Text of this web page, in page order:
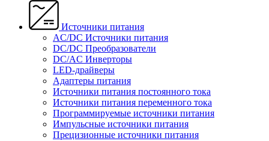
Источники питания
AC/DC Источники питания
DC/DC Преобразователи
DC/AC Инверторы
LED-драйверы
Адаптеры питания
Источники питания постоянного тока
Источники питания переменного тока
Программируемые источники питания
Импульсные источники питания
Прецизионные источники питания